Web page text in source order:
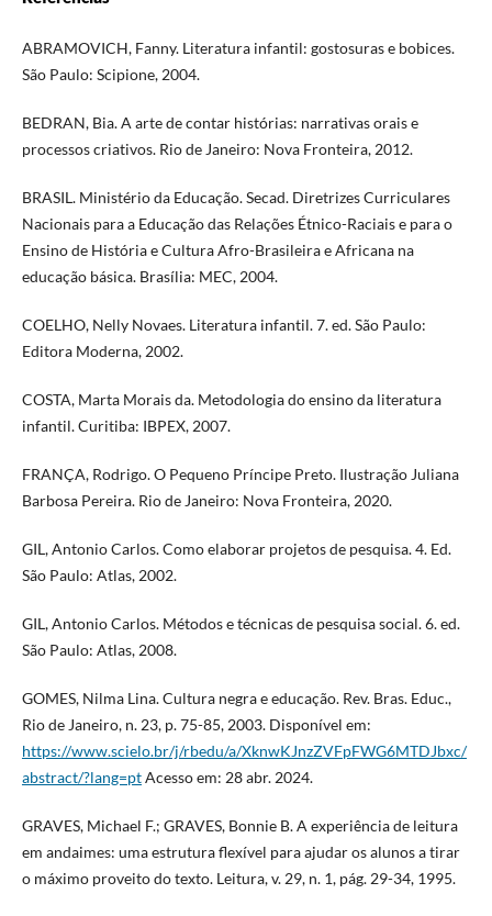
ABRAMOVICH, Fanny. Literatura infantil: gostosuras e bobices.
São Paulo: Scipione, 2004.
BEDRAN, Bia. A arte de contar histórias: narrativas orais e
processos criativos. Rio de Janeiro: Nova Fronteira, 2012.
BRASIL. Ministério da Educação. Secad. Diretrizes Curriculares
Nacionais para a Educação das Relações Étnico-Raciais e para o
Ensino de História e Cultura Afro-Brasileira e Africana na
educação básica. Brasília: MEC, 2004.
COELHO, Nelly Novaes. Literatura infantil. 7. ed. São Paulo:
Editora Moderna, 2002.
COSTA, Marta Morais da. Metodologia do ensino da literatura
infantil. Curitiba: IBPEX, 2007.
FRANÇA, Rodrigo. O Pequeno Príncipe Preto. Ilustração Juliana
Barbosa Pereira. Rio de Janeiro: Nova Fronteira, 2020.
GIL, Antonio Carlos. Como elaborar projetos de pesquisa. 4. Ed.
São Paulo: Atlas, 2002.
GIL, Antonio Carlos. Métodos e técnicas de pesquisa social. 6. ed.
São Paulo: Atlas, 2008.
GOMES, Nilma Lina. Cultura negra e educação. Rev. Bras. Educ.,
Rio de Janeiro, n. 23, p. 75-85, 2003. Disponível em:
https://www.scielo.br/j/rbedu/a/XknwKJnzZVFpFWG6MTDJbxc/
abstract/?lang=ptAcesso em: 28 abr. 2024.
GRAVES, Michael F.; GRAVES, Bonnie B. A experiência de leitura
em andaimes: uma estrutura flexível para ajudar os alunos a tirar
o máximo proveito do texto. Leitura, v. 29, n. 1, pág. 29-34, 1995.